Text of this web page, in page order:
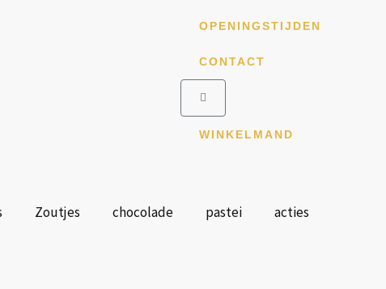
OPENINGSTIJDEN
CONTACT
Winkelwagen
WINKELMAND
Zoutjes chocolade pastei acties